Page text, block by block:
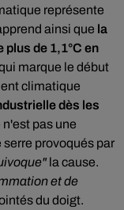
représente
ainsi que la
plus de 1,1°C en
marque le début
climatique
dès les
pas une
provoqués par
la cause.
et de
du doigt.